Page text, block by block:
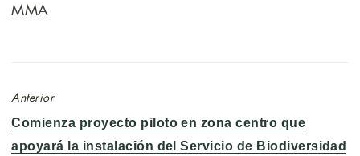
MMA
Anterior
Entrada
anterior:
Comienza proyecto piloto en zona centro que
apoyará la instalación del Servicio de Biodiversidad